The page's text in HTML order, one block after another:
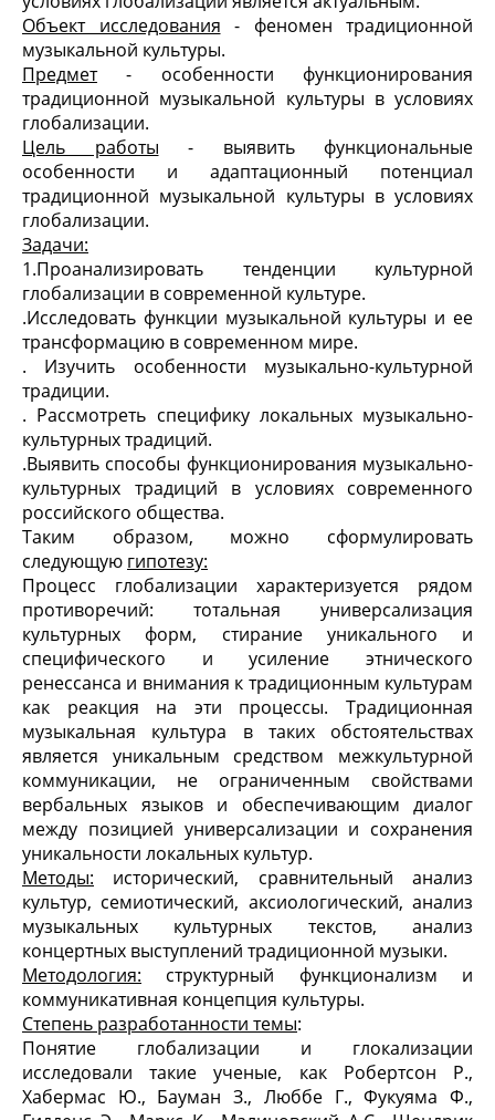
Объект исследования - феномен традиционной
музыкальной культуры.
Предмет- особенности функционирования
традиционной музыкальной культуры в условиях
глобализации.
Цель работы - выявить функциональные
особенности и адаптационный потенциал
традиционной музыкальной культуры в условиях
глобализации.
Задачи:
1.Проанализировать тенденции культурной
глобализации в современной культуре.
.Исследовать функции музыкальной культуры и ее
трансформацию в современном мире.
. Изучить особенности музыкально-культурной
традиции.
. Рассмотреть специфику локальных музыкально-
культурных традиций.
.Выявить способы функционирования музыкально-
культурных традиций в условиях современного
российского общества.
Таким образом, можно сформулировать
следующую гипотезу:
Процесс глобализации характеризуется рядом
противоречий: тотальная универсализация
культурных форм, стирание уникального и
специфического и усиление этнического
ренессанса и внимания к традиционным культурам
как реакция на эти процессы. Традиционная
музыкальная культура в таких обстоятельствах
является уникальным средством межкультурной
коммуникации, не ограниченным свойствами
вербальных языков и обеспечивающим диалог
между позицией универсализации и сохранения
уникальности локальных культур.
Методы: исторический, сравнительный анализ
культур, семиотический, аксиологический, анализ
музыкальных культурных текстов, анализ
концертных выступлений традиционной музыки.
Методология: структурный функционализм и
коммуникативная концепция культуры.
Степень разработанности темы:
Понятие глобализации и глокализации
исследовали такие ученые, как Робертсон Р.,
Хабермас Ю., Бауман З., Люббе Г., Фукуяма Ф.,